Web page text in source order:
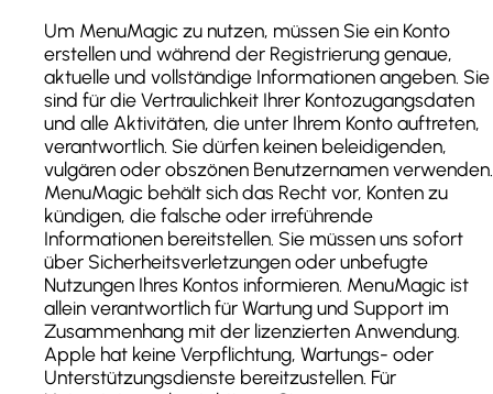
Um MenuMagic zu nutzen, müssen Sie ein Konto
erstellen und während der Registrierung genaue,
aktuelle und vollständige Informationen angeben. Sie
sind für die Vertraulichkeit Ihrer Kontozugangsdaten
und alle Aktivitäten, die unter Ihrem Konto auftreten,
verantwortlich. Sie dürfen keinen beleidigenden,
vulgären oder obszönen Benutzernamen verwenden.
MenuMagic behält sich das Recht vor, Konten zu
kündigen, die falsche oder irreführende
Informationen bereitstellen. Sie müssen uns sofort
über Sicherheitsverletzungen oder unbefugte
Nutzungen Ihres Kontos informieren. MenuMagic ist
allein verantwortlich für Wartung und Support im
Zusammenhang mit der lizenzierten Anwendung.
Apple hat keine Verpflichtung, Wartungs- oder
Unterstützungsdienste bereitzustellen. Für